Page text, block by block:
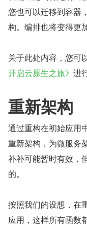
您也可以迁移到容器
构。编排也将变得更
关于此处内容，您可
开启云原生之旅》 进
重新架构
通过重构在初始应用
重新架构，为微服务
补补可能暂时有效，
的。
按照我们的设想，在
应用，这样所有函数